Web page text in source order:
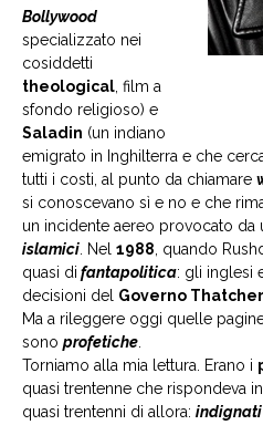
Bollywood
specializzato nei
cosiddetti
theological , film a
sfondo religioso) e
Saladin (un indiano
emigrato in Inghilterra e che
tutti i costi, al punto da chiamare
si conoscevano sì e no e che
un incidente aereo provocato da
islamici . Nel 1988 , quando
quasi di fantapolitica: gli inglesi
decisioni del Governo Thatcher
Ma a rileggere oggi quelle
sono profetiche
Torniamo alla mia lettura. Erano i
quasi trentenne che rispondeva
quasi trentenni di allora: indignati